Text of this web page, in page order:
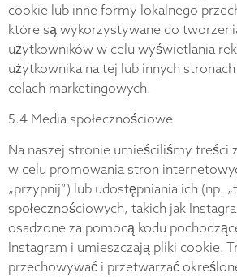
cookie lub inne formy lokalnego
które są wykorzystywane do
użytkowników w celu wyświetlania
użytkownika na tej lub innych
celach marketingowych.
5.4 Media społecznościowe
Na naszej stronie umieściliśmy treści
w celu promowania stron
„przypnij”) lub udostępniania ich (np.
społecznościowych, takich jak
osadzone za pomocą kodu
Instagram i umieszczają pliki cookie.
przechowywać i przetwarzać